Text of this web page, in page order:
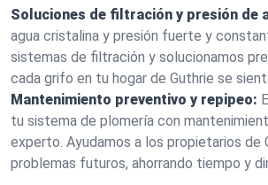
Soluciones de filtración y presión de
agua cristalina y presión fuerte y
sistemas de filtración y solucionamos
cada grifo en tu hogar de Guthrie se
Mantenimiento preventivo y repipeo:
tu sistema de plomería con
experto. Ayudamos a los propietarios de
problemas futuros, ahorrando tiempo y